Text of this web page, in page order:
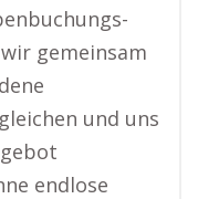
gemeinsam
und uns
endlose